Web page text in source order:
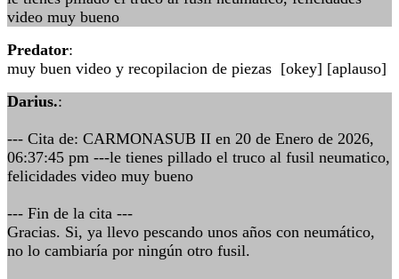
video muy bueno
Predator:
muy buen video y recopilacion de piezas [okey] [aplauso]
Darius.:
--- Cita de: CARMONASUB II en 20 de Enero de 2026,
06:37:45 pm ---le tienes pillado el truco al fusil neumatico,
felicidades video muy bueno
--- Fin de la cita ---
Gracias. Si, ya llevo pescando unos años con neumático,
no lo cambiaría por ningún otro fusil.